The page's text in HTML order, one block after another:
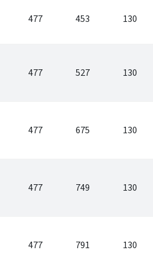
477 453 130
477 527 130
477 675 130
477 749 130
477 791 130